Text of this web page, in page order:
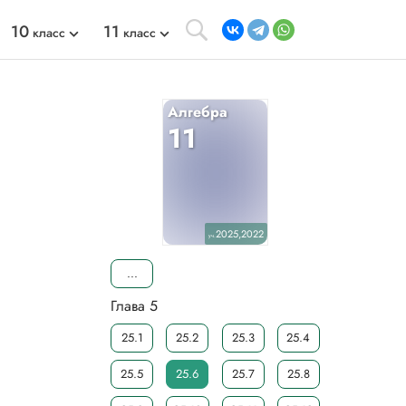
10 класс 11 класс
Алгебра
11
уч.2025,2022
...
Глава 5
25.1 25.2 25.3 25.4
25.5 25.6 25.7 25.8